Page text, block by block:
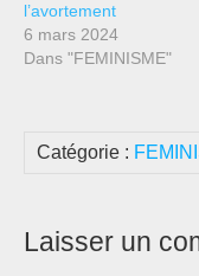
l’avortement
6 mars 2024
Dans "FEMINISME"
Catégorie :
Laisser un